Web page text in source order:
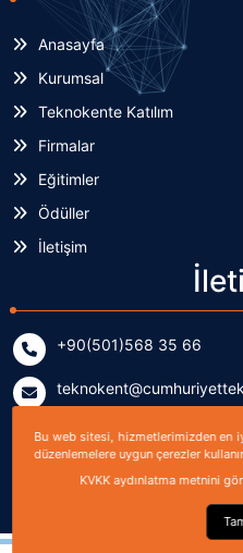
Anasayfa
Kurumsal
Teknokente Katılım
Firmalar
Eğitimler
Ödüller
İletişim
+90(501)568 35 66
Yenişehir Mahallesi
Sivas, TÜRKİYE
Bu web sitesi, hizmetlerimizden en
düzenlemelere uygun çerezler
KVKK aydınlatma metnini